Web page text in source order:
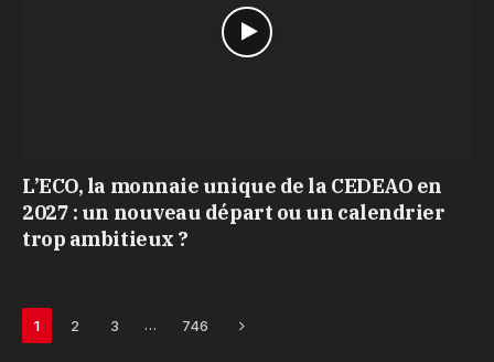
L’ECO, la monnaie unique de la CEDEAO en
2027 : un nouveau départ ou un calendrier
trop ambitieux ?
1 2 3 … 746 Next